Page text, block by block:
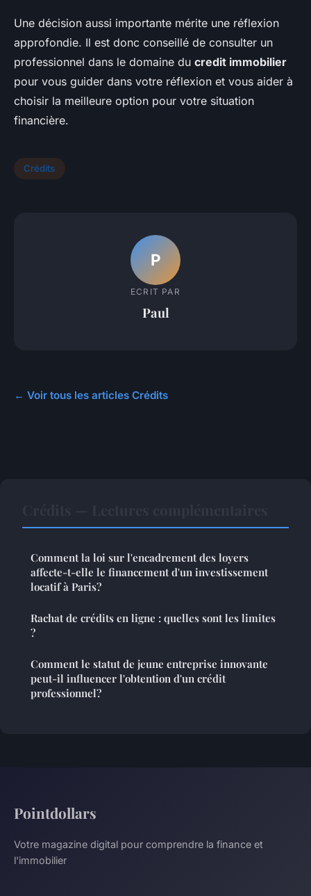
Une décision aussi importante mérite une réflexion
approfondie. Il est donc conseillé de consulter un
professionnel dans le domaine du credit immobilier
pour vous guider dans votre réflexion et vous aider à
choisir la meilleure option pour votre situation
financière.
Crédits
P
ECRIT PAR
Paul
← Voir tous les articles Crédits
Comment la loi sur l'encadrement des loyers
affecte-t-elle le financement d'un investissement
locatif à Paris?
Rachat de crédits en ligne : quelles sont les limites
?
Comment le statut de jeune entreprise innovante
peut-il influencer l'obtention d'un crédit
professionnel?
Pointdollars
Votre magazine digital pour comprendre la finance et
l'immobilier